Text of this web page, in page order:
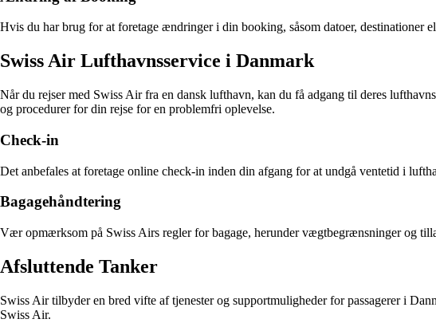
Hvis du har brug for at foretage ændringer i din booking, såsom datoer, destinationer
Swiss Air Lufthavnsservice i Danmark
Når du rejser med Swiss Air fra en dansk lufthavn, kan du få adgang til deres
og procedurer for din rejse for en problemfri oplevelse.
Check-in
Det anbefales at foretage online check-in inden din afgang for at undgå ventetid i
Bagagehåndtering
Vær opmærksom på Swiss Airs regler for bagage, herunder vægtbegrænsninger og
Afsluttende Tanker
Swiss Air tilbyder en bred vifte af tjenester og supportmuligheder for passagerer i
Swiss Air.